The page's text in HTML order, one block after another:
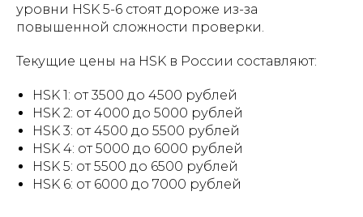
уровни HSK 5-6 стоят дороже из-за
повышенной сложности проверки.
Текущие цены на HSK в России составляют:
HSK 1: от 3500 до 4500 рублей
HSK 2: от 4000 до 5000 рублей
HSK 3: от 4500 до 5500 рублей
HSK 4: от 5000 до 6000 рублей
HSK 5: от 5500 до 6500 рублей
HSK 6: от 6000 до 7000 рублей